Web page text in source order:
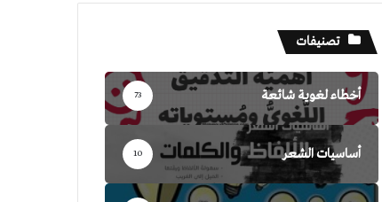
تصنيفات
أخطاء لغوية شائعة 73
أساسيات الشعر 10